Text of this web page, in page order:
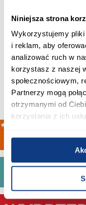
Niniejsza strona
Wykorzystujemy
i reklam, aby
analizować ruch w
korzystasz z naszej
społecznościowym,
Partnerzy mogą
otrzymanymi od
korzystania z ich
1 407,20 zł
Najniższa cena: 2 059,00 zł
Cena regularna:1 759,00 zł